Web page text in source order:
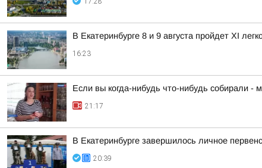
В Екатеринбурге 8 и 9 августа пройдет XI
16:23
Если вы когда-нибудь что-нибудь собирали -
21:17
В Екатеринбурге завершилось личное
20:39